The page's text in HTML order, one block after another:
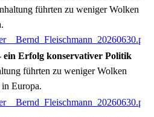
führten zu weniger Wolken
ein Erfolg konservativer Politik
führten zu weniger Wolken
in Europa.